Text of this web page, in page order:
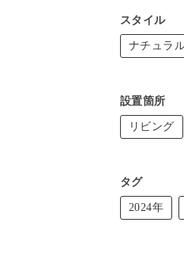
スタイル
ナチュラ
設置箇所
リビング
タグ
2024年